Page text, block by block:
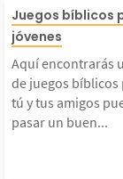
has
que no
de
para
Juegos bíblicos
jóvenes
Aquí encontrarás
de juegos bíblicos
tú y tus amigos
pasar un buen...